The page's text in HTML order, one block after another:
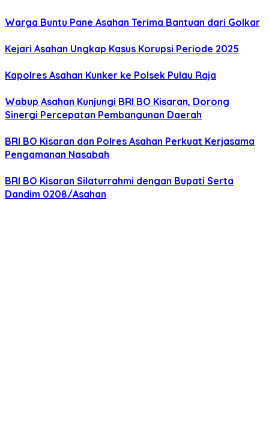
Warga Buntu Pane Asahan Terima Bantuan dari Golkar
Kejari Asahan Ungkap Kasus Korupsi Periode 2025
Kapolres Asahan Kunker ke Polsek Pulau Raja
Wabup Asahan Kunjungi BRI BO Kisaran, Dorong
Sinergi Percepatan Pembangunan Daerah
BRI BO Kisaran dan Polres Asahan Perkuat Kerjasama
Pengamanan Nasabah
BRI BO Kisaran Silaturrahmi dengan Bupati Serta
Dandim 0208/Asahan